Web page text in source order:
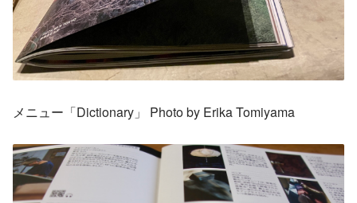
メニュー「Dictionary」 Photo by Erika Tomiyama